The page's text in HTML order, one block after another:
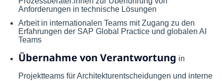
Anforderungen in technische Lösungen
Arbeit in internationalen Teams mit Zugang zu den
Erfahrungen der SAP Global Practice und globalen AI
Teams
Übernahme von Verantwortung in
Projektteams für Architekturentscheidungen und interne